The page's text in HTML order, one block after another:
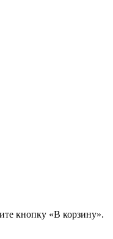
кнопку «В корзину».